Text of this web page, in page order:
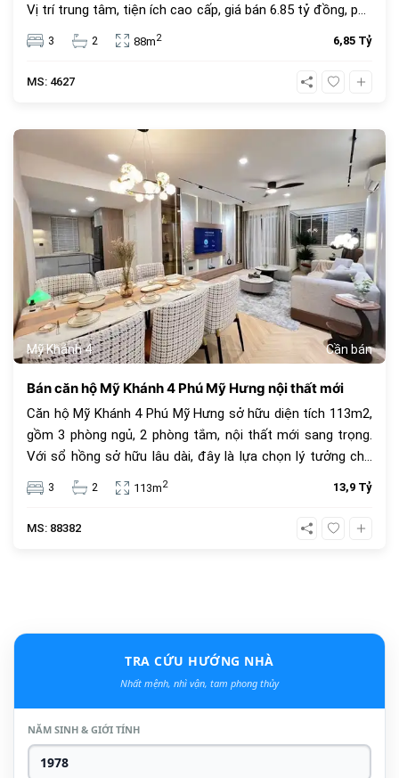
Vị trí trung tâm, tiện ích cao cấp, giá bán 6.85 tỷ đồng, phù
hợp để ở hoặc đầu tư.
3 2 88m2 6,85 Tỷ
MS: 4627
Mỹ Khánh 4 Cần bán
Bán căn hộ Mỹ Khánh 4 Phú Mỹ Hưng nội thất mới
Căn hộ Mỹ Khánh 4 Phú Mỹ Hưng sở hữu diện tích 113m2,
gồm 3 phòng ngủ, 2 phòng tắm, nội thất mới sang trọng.
Với sổ hồng sở hữu lâu dài, đây là lựa chọn lý tưởng cho
an cư và đầu tư. Giá bán 13.9 tỷ đồng, vị trí trung tâm, tiện
ích đầy đủ.
3 2 113m2 13,9 Tỷ
MS: 88382
TRA CỨU HƯỚNG NHÀ
Nhất mệnh, nhì vận, tam phong thủy
NĂM SINH & GIỚI TÍNH